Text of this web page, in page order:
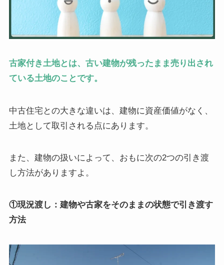
古家付き土地とは、古い建物が残ったまま売り出され
ている土地のことです。
中古住宅との大きな違いは、建物に資産価値がなく、
土地として取引される点にあります。
また、建物の扱いによって、おもに次の2つの引き渡
し方法がありますよ。
①現況渡し：建物や古家をそのままの状態で引き渡す
方法